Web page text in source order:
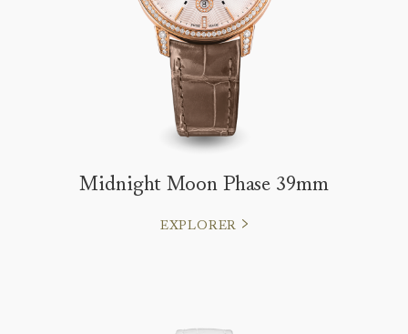
Midnight Moon Phase 39mm
EXPLORER